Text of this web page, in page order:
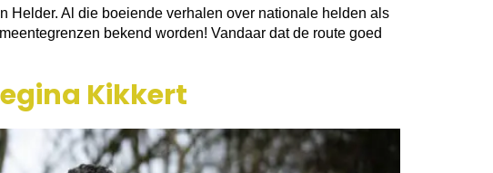
Helder. Al die boeiende verhalen over nationale helden als
bekend worden! Vandaar dat de route goed
Kikkert